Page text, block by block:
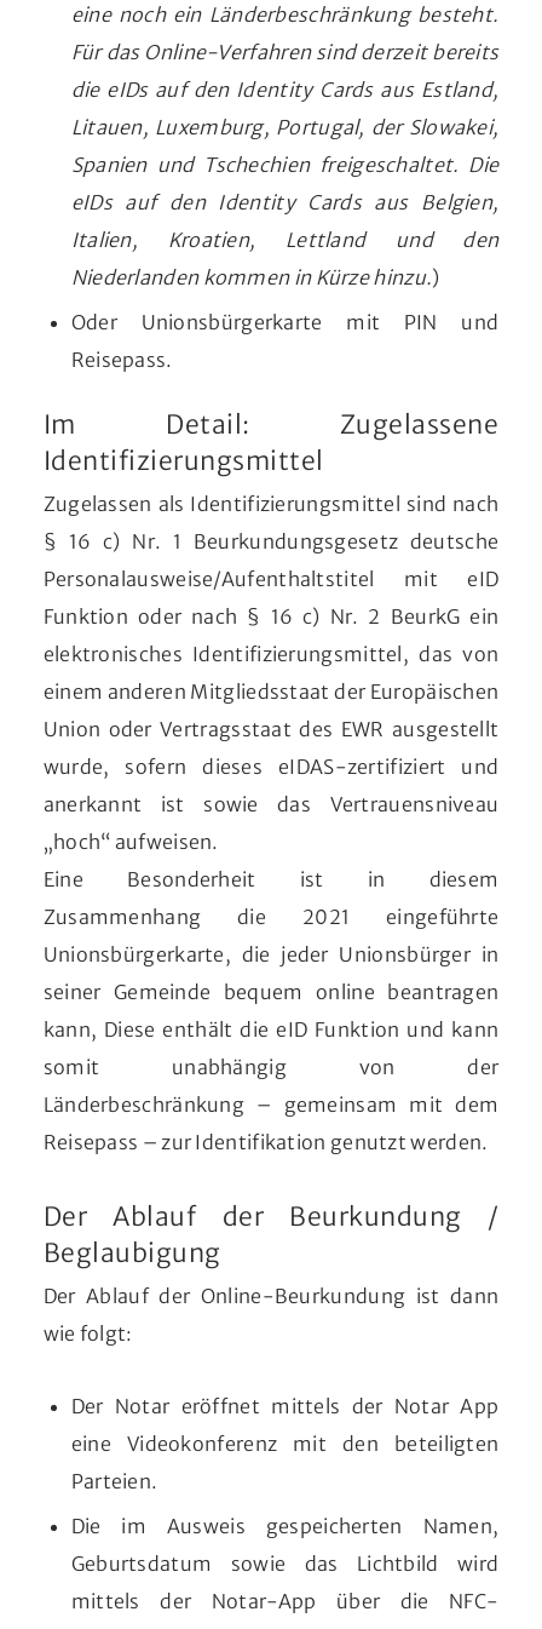
eine noch ein Länderbeschränkung besteht.
Für das Online-Verfahren sind derzeit bereits
die eIDs auf den Identity Cards aus Estland,
Litauen, Luxemburg, Portugal, der Slowakei,
Spanien und Tschechien freigeschaltet. Die
eIDs auf den Identity Cards aus Belgien,
Italien, Kroatien, Lettland und den
Niederlanden kommen in Kürze hinzu.)
Oder Unionsbürgerkarte mit PIN und
Reisepass.
Im Detail: Zugelassene
Identifizierungsmittel
Zugelassen als Identifizierungsmittel sind nach
§ 16 c) Nr. 1 Beurkundungsgesetz deutsche
Personalausweise/Aufenthaltstitel mit eID
Funktion oder nach § 16 c) Nr. 2 BeurkG ein
elektronisches Identifizierungsmittel, das von
einem anderen Mitgliedsstaat der Europäischen
Union oder Vertragsstaat des EWR ausgestellt
wurde, sofern dieses eIDAS-zertifiziert und
anerkannt ist sowie das Vertrauensniveau
„hoch“ aufweisen.
Eine Besonderheit ist in diesem
Zusammenhang die 2021 eingeführte
Unionsbürgerkarte, die jeder Unionsbürger in
seiner Gemeinde bequem online beantragen
kann, Diese enthält die eID Funktion und kann
somit unabhängig von der
Länderbeschränkung – gemeinsam mit dem
Reisepass – zur Identifikation genutzt werden.
Der Ablauf der Beurkundung /
Beglaubigung
Der Ablauf der Online-Beurkundung ist dann
wie folgt:
Der Notar eröffnet mittels der Notar App
eine Videokonferenz mit den beteiligten
Parteien.
Die im Ausweis gespeicherten Namen,
Geburtsdatum sowie das Lichtbild wird
mittels der Notar-App über die NFC-